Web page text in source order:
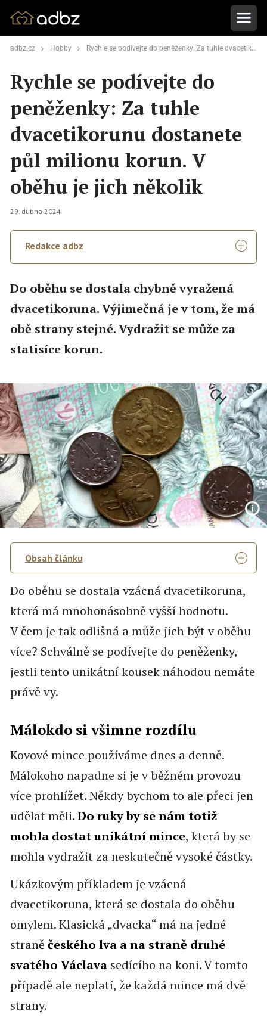
adbz.cz Hobby Rychle se podívejte do peněženky: Za tuhle dvacetikorunu dostanete půl milionu korun. V oběhu je jich několik
Rychle se podívejte do
peněženky: Za tuhle
dvacetikorunu dostanete
půl milionu korun. V
oběhu je jich několik
29. dubna 2024
Redakce adbz
Do oběhu se dostala chybně vyražená
dvacetikoruna. Výjimečná je v tom, že má
obě strany stejné. Vydražit se může za
statisíce korun.
Obsah článku
Do oběhu se dostala vzácná dvacetikoruna,
která má mnohonásobně vyšší hodnotu.
V čem je tak odlišná a může jich být v oběhu
více? Schválně se podívejte do peněženky,
jestli tento unikátní kousek náhodou nemáte
právě vy.
Málokdo si všimne rozdílu
Kovové mince používáme dnes a denně.
Málokoho napadne si je v běžném provozu
více prohlížet. Někdy bychom to ale přeci jen
udělat měli.Do ruky by se nám totiž
mohla dostat unikátní mince, která by se
mohla vydražit za neskutečně vysoké částky.
Ukázkovým příkladem je vzácná
dvacetikoruna, která se dostala do oběhu
omylem. Klasická „dvacka“ má na jedné
straně českého lva a na straně druhé
svatého Václavasedícího na koni. V tomto
případě ale neplatí, že každá mince má dvě
strany.